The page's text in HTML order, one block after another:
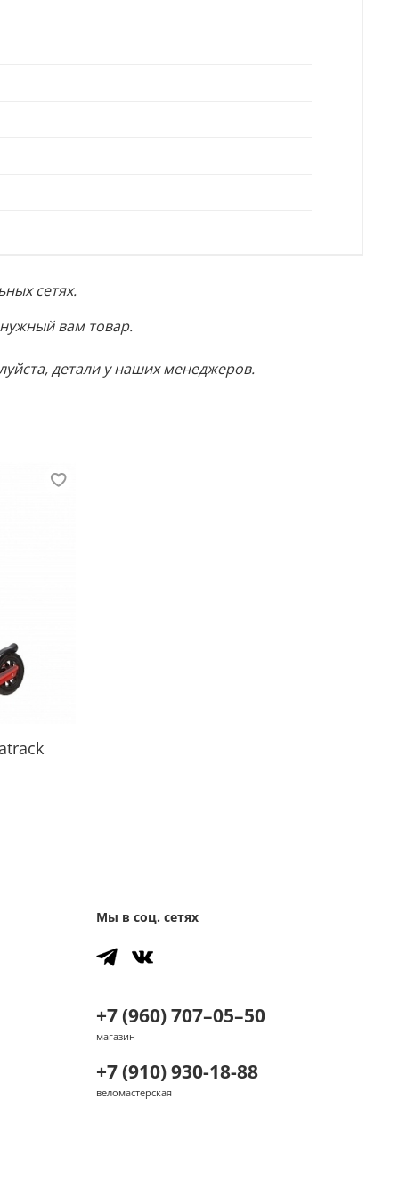
сетях.
вам товар.
детали у наших менеджеров.
Мы в соц. сетях
+7 (960) 707–05–50
магазин
+7 (910) 930-18-88
веломастерская